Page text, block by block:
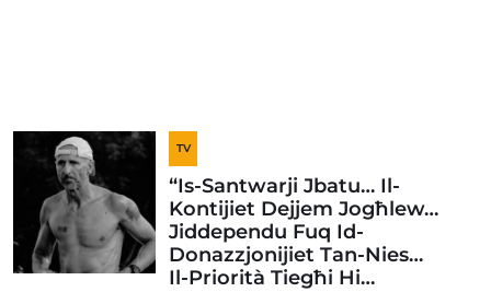
TV
“Is-Santwarji Jbatu… Il-
Kontijiet Dejjem Jogħlew…
Jiddependu Fuq Id-
Donazzjonijiet Tan-Nies…
Il-Priorità Tiegħi Hi…